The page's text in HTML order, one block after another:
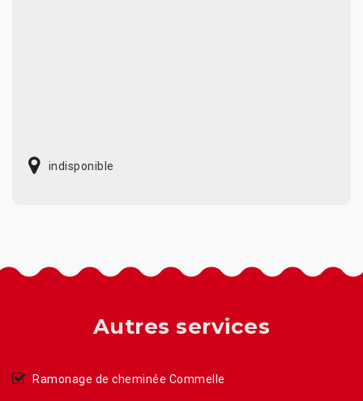
indisponible
Autres services
Ramonage de cheminée Commelle